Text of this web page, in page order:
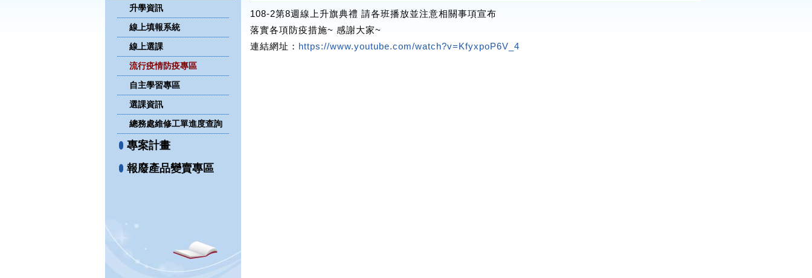
升學資訊
線上填報系統
線上選課
流行疫情防疫專區
自主學習專區
選課資訊
總務處維修工單進度查詢
專案計畫
報廢產品變賣專區
108-2第8週線上升旗典禮 請各班播放並注意相關事項宣布
落實各項防疫措施~ 感謝大家~
連結網址： https://www.youtube.com/watch?v=KfyxpoP6V_4